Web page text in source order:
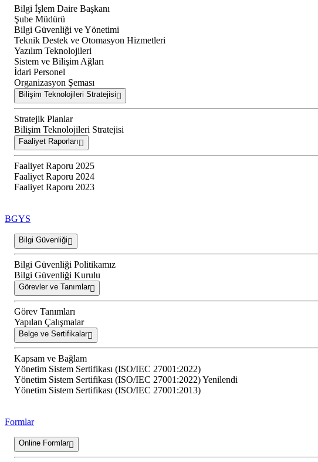
Bilgi İşlem Daire Başkanı
Şube Müdürü
Bilgi Güvenliği ve Yönetimi
Teknik Destek ve Otomasyon Hizmetleri
Yazılım Teknolojileri
Sistem ve Bilişim Ağları
İdari Personel
Organizasyon Şeması
Bilişim Teknolojileri Stratejisi
Stratejik Planlar
Bilişim Teknolojileri Stratejisi
Faaliyet Raporları
Faaliyet Raporu 2025
Faaliyet Raporu 2024
Faaliyet Raporu 2023
BGYS
Bilgi Güvenliği
Bilgi Güvenliği Politikamız
Bilgi Güvenliği Kurulu
Görevler ve Tanımlar
Görev Tanımları
Yapılan Çalışmalar
Belge ve Sertifikalar
Kapsam ve Bağlam
Yönetim Sistem Sertifikası (ISO/IEC 27001:2022)
Yönetim Sistem Sertifikası (ISO/IEC 27001:2022) Yenilendi
Yönetim Sistem Sertifikası (ISO/IEC 27001:2013)
Formlar
Online Formlar